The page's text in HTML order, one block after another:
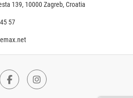
139, 10000 Zagreb, Croatia
57
FacebookInstagram